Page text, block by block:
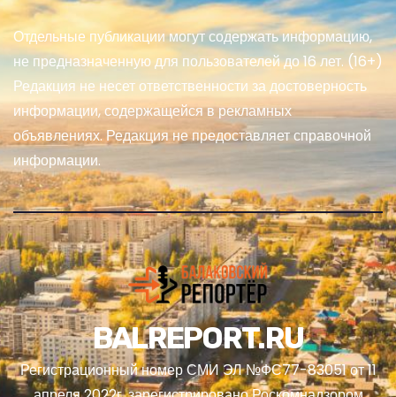
Отдельные публикации могут содержать информацию,
не предназначенную для пользователей до 16 лет. (16+)
Редакция не несет ответственности за достоверность
информации, содержащейся в рекламных
объявлениях. Редакция не предоставляет справочной
информации.
BALREPORT.RU
Регистрационный номер СМИ ЭЛ №ФС77-83051 от 11